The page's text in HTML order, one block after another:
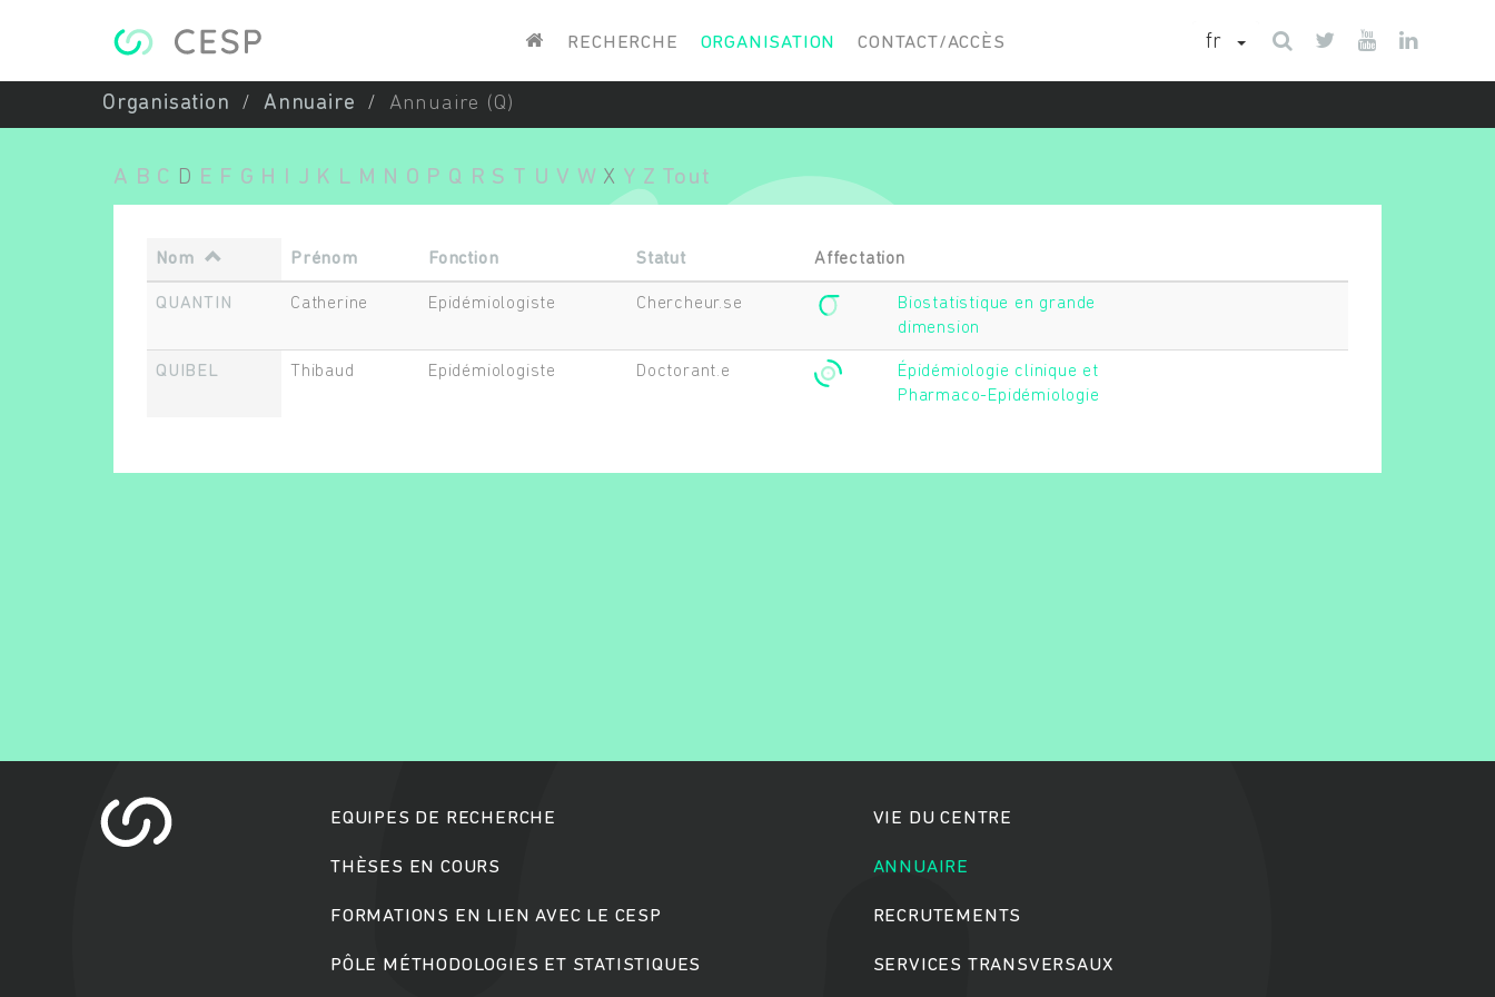
RECHERCHE ORGANISATION CONTACT/ACCÈS fr
Organisation Annuaire Annuaire (Q)
A B C D E F G H J K L M N O P Q R S T U V W X Y Z Tout
Nom Prénom Fonction Statut Affectation
QUANTIN Catherine Epidémiologiste Chercheur.se
Biostatistique en grande
dimension
QUIBEL Thibaud Epidémiologiste Doctorant.e
Épidémiologie clinique et
Pharmaco-Epidémiologie
EQUIPES DE RECHERCHE
THÈSES EN COURS
FORMATIONS EN LIEN AVEC LE CESP
PÔLE MÉTHODOLOGIES ET STATISTIQUES
VIE DU CENTRE
ANNUAIRE
RECRUTEMENTS
SERVICES TRANSVERSAUX